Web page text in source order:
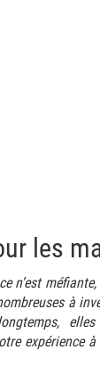
les
n’est
à
expérience